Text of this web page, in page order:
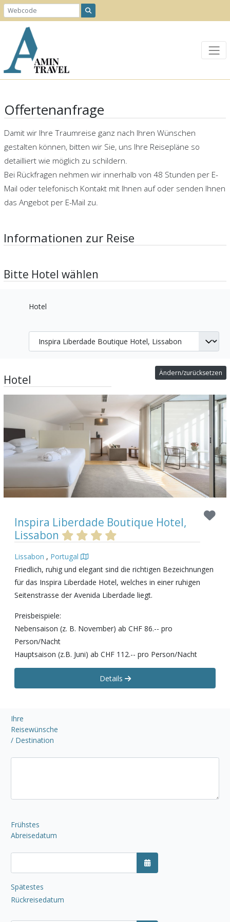
Offertenanfrage
Damit wir Ihre Traumreise ganz nach Ihren Wünschen
gestalten können, bitten wir Sie, uns Ihre Reisepläne so
detailliert wie möglich zu schildern.
Bei Rückfragen nehmen wir innerhalb von 48 Stunden per E-
Mail oder telefonisch Kontakt mit Ihnen auf oder senden Ihnen
das Angebot per E-Mail zu.
Informationen zur Reise
Bitte Hotel wählen
Hotel
Hotel Ändern/zurücksetzen
Inspira Liberdade Boutique Hotel,
Lissabon
Lissabon , Portugal
Friedlich, ruhig und elegant sind die richtigen Bezeichnungen
für das Inspira Liberdade Hotel, welches in einer ruhigen
Seitenstrasse der Avenida Liberdade liegt.
Preisbeispiele:
Nebensaison (z. B. November) ab CHF 86.-- pro
Person/Nacht
Hauptsaison (z.B. Juni) ab CHF 112.-- pro Person/Nacht
Details
Ihre
Reisewünsche
/ Destination
Frühstes
Abreisedatum
Kalender öffnen
Spätestes
Rückreisedatum